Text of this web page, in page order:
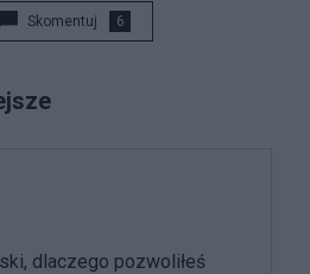
Skomentuj 6
dlaczego pozwoliłeś